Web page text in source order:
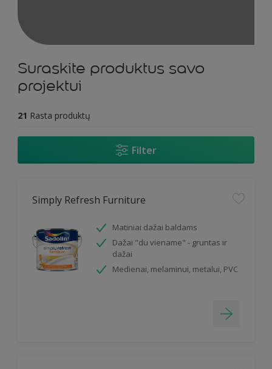
Suraskite produktus savo
projektui
21 Rasta produktų
Filter
Simply Refresh Furniture
Matiniai dažai baldams
Dažai "du viename" - gruntas ir
dažai
Medienai, melaminui, metalui, PVC